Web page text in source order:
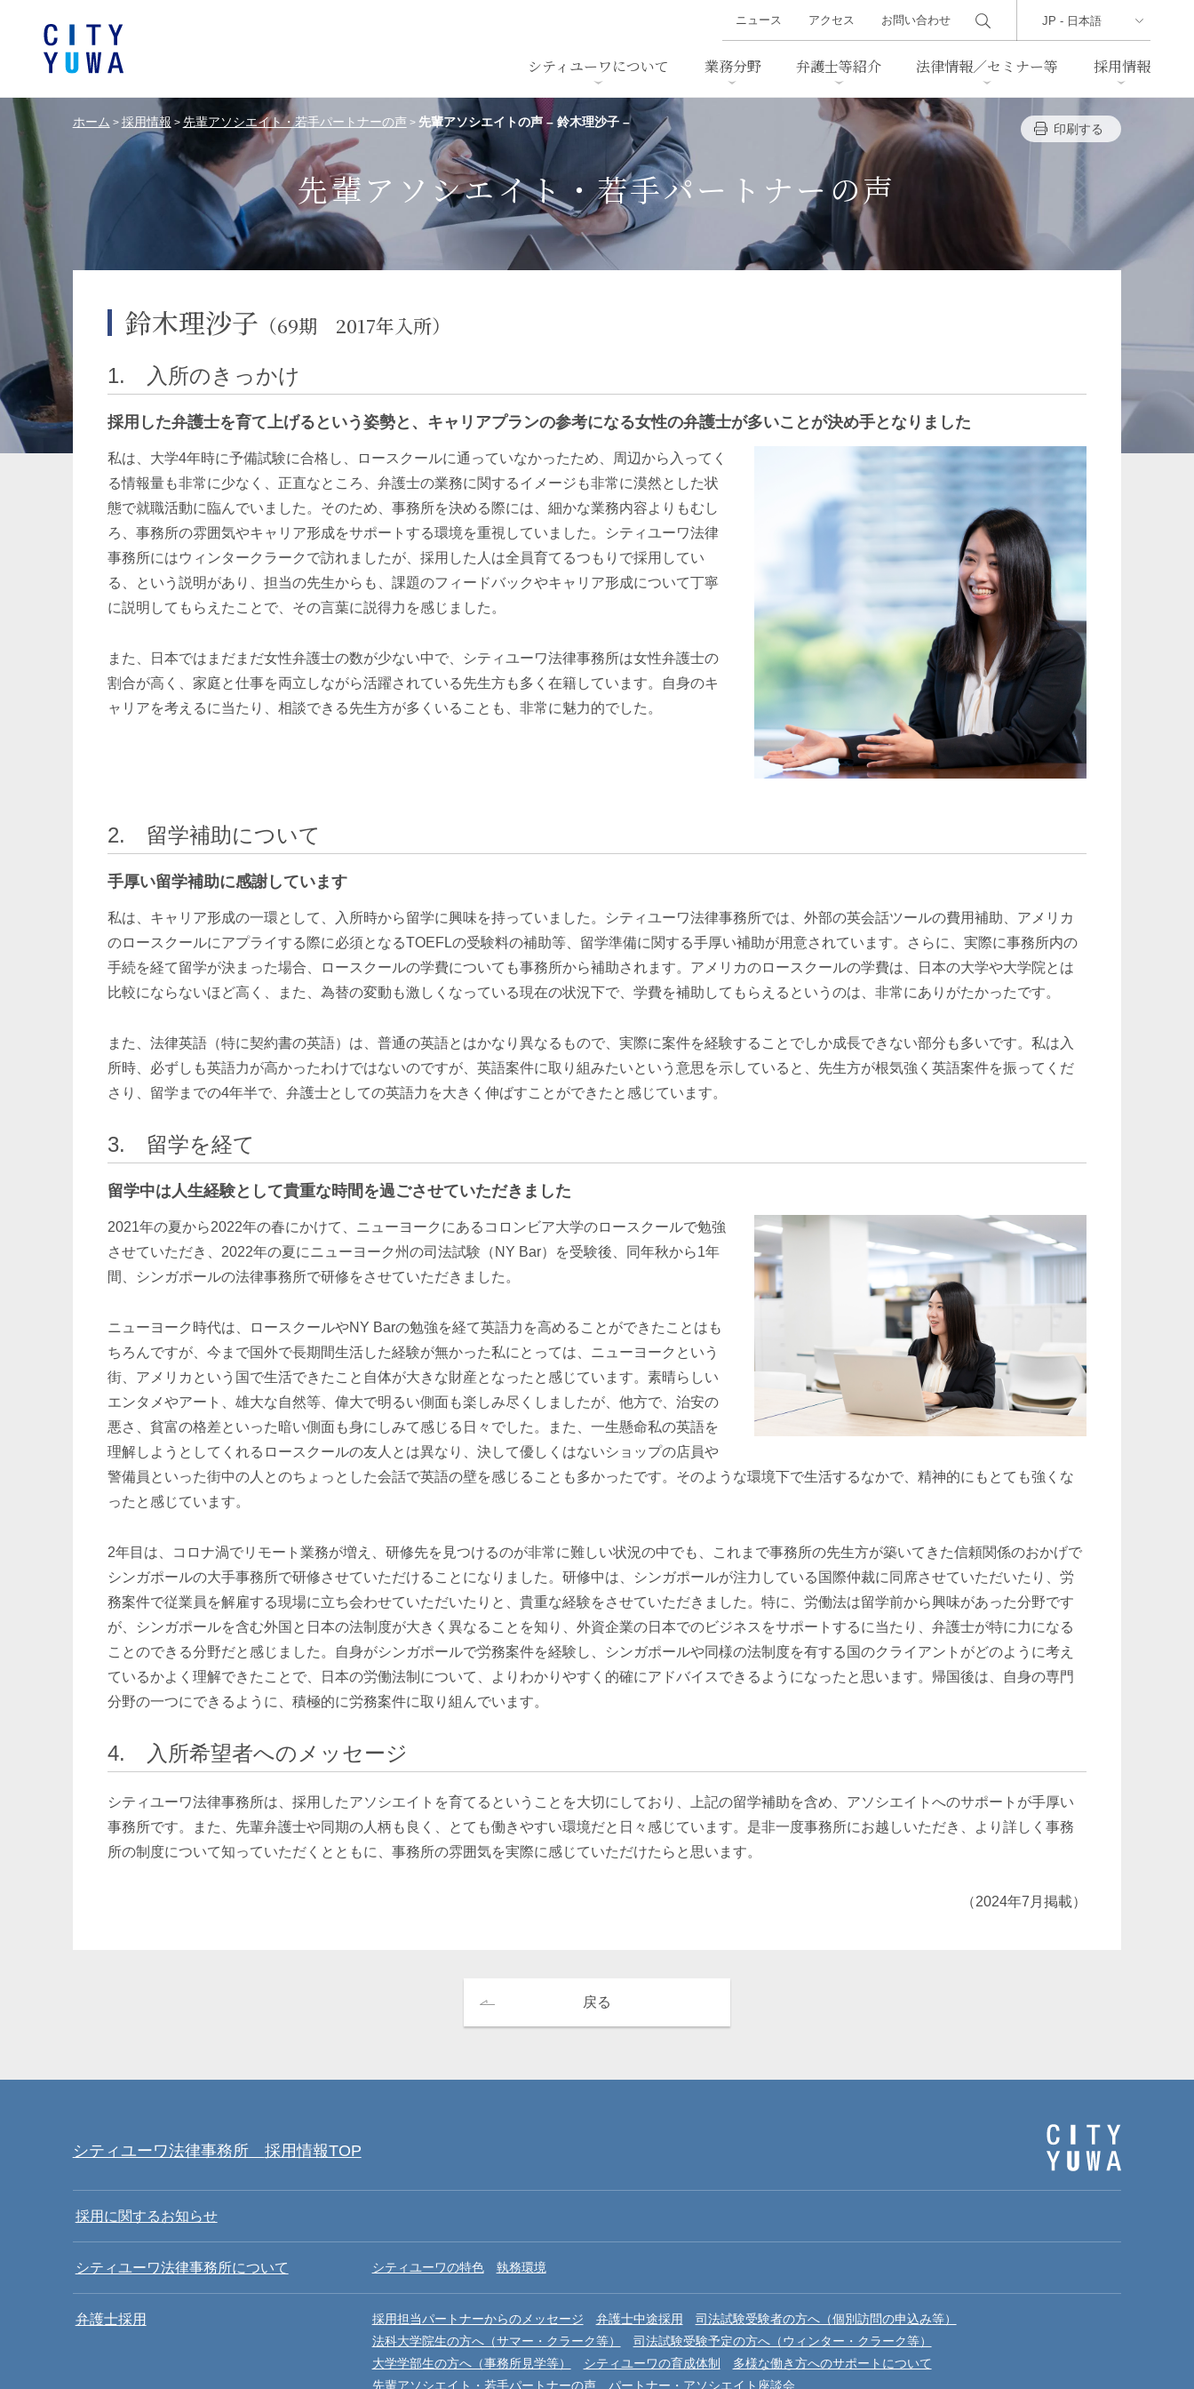
シティユーワについて
シティユーワの特色 アクセス
業務分野
一般企業法務
バンキング、ファイナンス、
金融サービス
不動産 事業再生・倒産
訴訟・紛争解決 知的財産・IT 労働法 国際取引 通商法・経済安全保障
危機管理／コンプライアンス 独占禁止法 環境法 海事 中国法務
エネルギー・資源 ライフサイエンス・製薬
製造業
ア・通信
エンターテインメント・スポ
ーツ
相続、事業承継、ウェルスマ
インフラ／PFI／PPP
弁護士等紹介
条件から探す 名前から探す
法律情報／セミナー等
論文 セミナー/講演等 ニューズレター 判例紹介
中国アンチダンピング 法律用語集
採用情報
シティユーワ法律事務所につい
弁護士採用 スタッフ採用
ニュース アクセス お問い合わせ
ホーム > 採用情報 > 先輩アソシエイト・若手パートナーの声 > 先輩アソシエイトの声 – 鈴木理沙子 – 印刷する
先輩アソシエイト・若手パートナーの声
鈴木理沙子 （69期 2017年入所）
1. 入所のきっかけ
採用した弁護士を育て上げるという姿勢と、キャリアプランの参考になる女性の弁護士が多いことが決め手となりました
私は、大学4年時に予備試験に合格し、ロースクールに通っていなかったため、周辺から入ってく
る情報量も非常に少なく、正直なところ、弁護士の業務に関するイメージも非常に漠然とした状
態で就職活動に臨んでいました。そのため、事務所を決める際には、細かな業務内容よりもむし
ろ、事務所の雰囲気やキャリア形成をサポートする環境を重視していました。シティユーワ法律
事務所にはウィンタークラークで訪れましたが、採用した人は全員育てるつもりで採用してい
る、という説明があり、担当の先生からも、課題のフィードバックやキャリア形成について丁寧
に説明してもらえたことで、その言葉に説得力を感じました。
また、日本ではまだまだ女性弁護士の数が少ない中で、シティユーワ法律事務所は女性弁護士の
割合が高く、家庭と仕事を両立しながら活躍されている先生方も多く在籍しています。自身のキ
ャリアを考えるに当たり、相談できる先生方が多くいることも、非常に魅力的でした。
2. 留学補助について
手厚い留学補助に感謝しています
私は、キャリア形成の一環として、入所時から留学に興味を持っていました。シティユーワ法律事務所では、外部の英会話ツールの費用補助、アメリカ
のロースクールにアプライする際に必須となるTOEFLの受験料の補助等、留学準備に関する手厚い補助が用意されています。さらに、実際に事務所内の
手続を経て留学が決まった場合、ロースクールの学費についても事務所から補助されます。アメリカのロースクールの学費は、日本の大学や大学院とは
比較にならないほど高く、また、為替の変動も激しくなっている現在の状況下で、学費を補助してもらえるというのは、非常にありがたかったです。
また、法律英語（特に契約書の英語）は、普通の英語とはかなり異なるもので、実際に案件を経験することでしか成長できない部分も多いです。私は入
所時、必ずしも英語力が高かったわけではないのですが、英語案件に取り組みたいという意思を示していると、先生方が根気強く英語案件を振ってくだ
さり、留学までの4年半で、弁護士としての英語力を大きく伸ばすことができたと感じています。
3. 留学を経て
留学中は人生経験として貴重な時間を過ごさせていただきました
2021年の夏から2022年の春にかけて、ニューヨークにあるコロンビア大学のロースクールで勉強
させていただき、2022年の夏にニューヨーク州の司法試験（NY Bar）を受験後、同年秋から1年
間、シンガポールの法律事務所で研修をさせていただきました。
ニューヨーク時代は、ロースクールやNY Barの勉強を経て英語力を高めることができたことはも
ちろんですが、今まで国外で長期間生活した経験が無かった私にとっては、ニューヨークという
街、アメリカという国で生活できたこと自体が大きな財産となったと感じています。素晴らしい
エンタメやアート、雄大な自然等、偉大で明るい側面も楽しみ尽くしましたが、他方で、治安の
悪さ、貧富の格差といった暗い側面も身にしみて感じる日々でした。また、一生懸命私の英語を
理解しようとしてくれるロースクールの友人とは異なり、決して優しくはないショップの店員や
警備員といった街中の人とのちょっとした会話で英語の壁を感じることも多かったです。そのような環境下で生活するなかで、精神的にもとても強くな
ったと感じています。
2年目は、コロナ渦でリモート業務が増え、研修先を見つけるのが非常に難しい状況の中でも、これまで事務所の先生方が築いてきた信頼関係のおかげで
シンガポールの大手事務所で研修させていただけることになりました。研修中は、シンガポールが注力している国際仲裁に同席させていただいたり、労
務案件で従業員を解雇する現場に立ち会わせていただいたりと、貴重な経験をさせていただきました。特に、労働法は留学前から興味があった分野です
が、シンガポールを含む外国と日本の法制度が大きく異なることを知り、外資企業の日本でのビジネスをサポートするに当たり、弁護士が特に力になる
ことのできる分野だと感じました。自身がシンガポールで労務案件を経験し、シンガポールや同様の法制度を有する国のクライアントがどのように考え
ているかよく理解できたことで、日本の労働法制について、よりわかりやすく的確にアドバイスできるようになったと思います。帰国後は、自身の専門
分野の一つにできるように、積極的に労務案件に取り組んでいます。
4. 入所希望者へのメッセージ
シティユーワ法律事務所は、採用したアソシエイトを育てるということを大切にしており、上記の留学補助を含め、アソシエイトへのサポートが手厚い
事務所です。また、先輩弁護士や同期の人柄も良く、とても働きやすい環境だと日々感じています。是非一度事務所にお越しいただき、より詳しく事務
所の制度について知っていただくとともに、事務所の雰囲気を実際に感じていただけたらと思います。
（2024年7月掲載）
戻る
シティユーワ法律事務所 採用情報TOP
採用に関するお知らせ
シティユーワ法律事務所について シティユーワの特色 執務環境
弁護士採用 採用担当パートナーからのメッセージ 弁護士中途採用
司法試験受験者の方へ（個別訪問の申込み等）
法科大学院生の方へ（サマー・クラーク等）
司法試験受験予定の方へ（ウィンター・クラーク等）
大学学部生の方へ（事務所見学等）
シティユーワの育成体制
多様な働き方へのサポートについて
先輩アソシエイト・若手パートナーの声
パートナー・アソシエイト座談会